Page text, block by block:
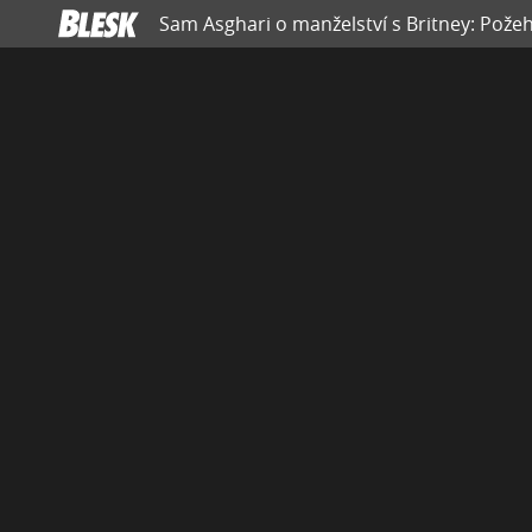
Sam Asghari o manželství s Britney: